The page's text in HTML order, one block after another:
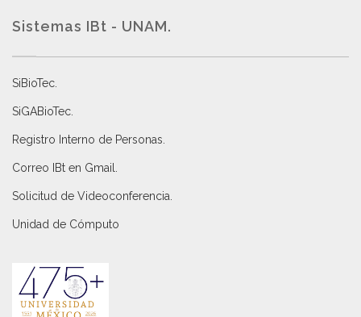
Sistemas IBt - UNAM.
SiBioTec
SiGABioTec.
Registro Interno de Personas
Correo IBt en Gmail
Solicitud de Videoconferencia.
Unidad de Cómputo